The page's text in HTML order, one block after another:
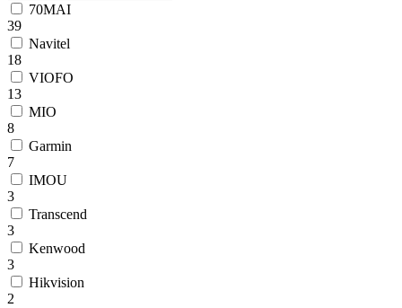
70MAI
39
Navitel
18
VIOFO
13
MIO
8
Garmin
7
IMOU
3
Transcend
3
Kenwood
3
Hikvision
2